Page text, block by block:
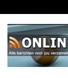
naar
inhoud